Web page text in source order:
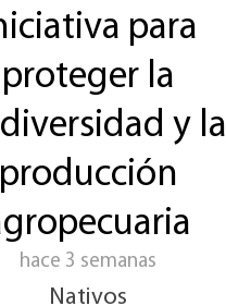
para
proteger la
y la
producción
hace 3 semanas
Nativos